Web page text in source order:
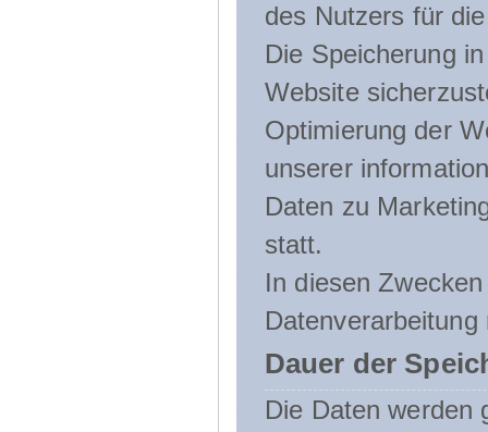
des Nutzers für
Die Speicherung
Website
Optimierung der
unserer
Daten zu
statt.
In diesen
Dauer der
Die Daten werden